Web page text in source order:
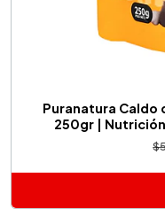
Puranatura Caldo
250gr |